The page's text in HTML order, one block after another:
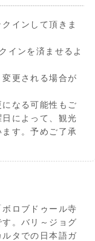
インして頂きま
インを済ませるよ
更される場合が
なる可能性もご
によって、観光
す。予めご了承
ロブドゥール寺
。バリ～ジョグ
タでの日本語ガ